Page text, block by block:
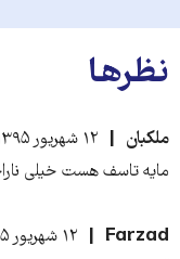
نظرها
ملکبان
۱۲ شهریور ۱۳۹۵، ۷:۰۷
مایه تاسف هست خیلی
Farzad
۱۲ شهریور ۱۳۹۵، ۱۲:۱۵